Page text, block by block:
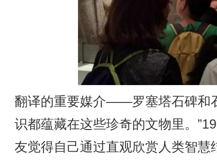
翻译的重要媒介——罗塞塔石碑和
识都蕴藏在这些珍奇的文物里。
友觉得自己通过直观欣赏人类智